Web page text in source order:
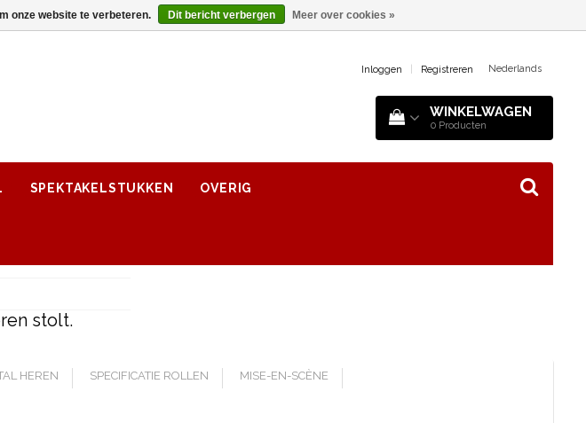
Inloggen Registreren Nederlands
WINKELWAGEN
0 Producten
SPEKTAKELSTUKKEN OVERIG
stolt.
HEREN SPECIFICATIE ROLLEN MISE-EN-SCÈNE
onze website te verbeteren. Dit bericht verbergen Meer over cookies »